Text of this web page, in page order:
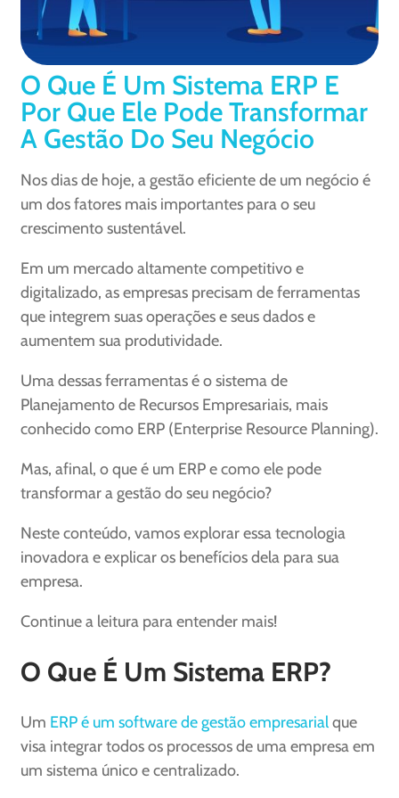
O Que É Um Sistema ERP E
Por Que Ele Pode Transformar
A Gestão Do Seu Negócio
Nos dias de hoje, a gestão eficiente de um negócio é
um dos fatores mais importantes para o seu
crescimento sustentável.
Em um mercado altamente competitivo e
digitalizado, as empresas precisam de ferramentas
que integrem suas operações e seus dados e
aumentem sua produtividade.
Uma dessas ferramentas é o sistema de
Planejamento de Recursos Empresariais, mais
conhecido como ERP (Enterprise Resource Planning).
Mas, afinal, o que é um ERP e como ele pode
transformar a gestão do seu negócio?
Neste conteúdo, vamos explorar essa tecnologia
inovadora e explicar os benefícios dela para sua
empresa.
Continue a leitura para entender mais!
O Que É Um Sistema ERP?
Um ERP é um software de gestão empresarialque
visa integrar todos os processos de uma empresa em
um sistema único e centralizado.